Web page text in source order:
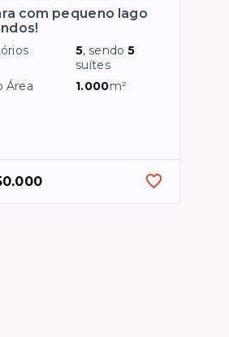
com pequeno lago
5, sendo5
suítes
Área
1.000m²